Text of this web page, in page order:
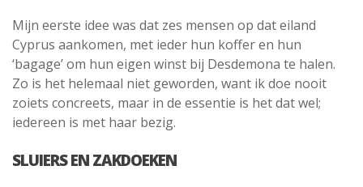
Mijn eerste idee was dat zes mensen op dat eiland
Cyprus aankomen, met ieder hun koffer en hun
‘bagage’ om hun eigen winst bij Desdemona te halen.
Zo is het helemaal niet geworden, want ik doe nooit
zoiets concreets, maar in de essentie is het dat wel;
iedereen is met haar bezig.
SLUIERS EN ZAKDOEKEN